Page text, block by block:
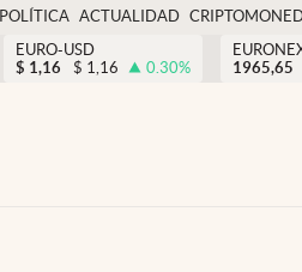
USA
POLÍTICA ACTUALIDAD
EURO-USD
$ 1,16 $ 1,16 0.30%
1965,65